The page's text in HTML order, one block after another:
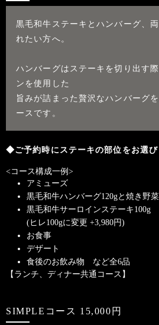
黒毛和牛ステーキとハンバーグ、
れたい方へ。
ハンバーグはステーキを切り出す
ンを使用した
旨みが詰まった贅沢なハンバーグ
ースです。
◆ご予約時にステーキの部位をお選
<コース構成一例>
アミューズ
黒毛和牛ハンバーグ120gと焼き野
黒毛和牛サーロインステーキ100g
(ヒレ100gに変更 +3,980円)
お食事
デザート
食後のお飲み物 など全6品
【ランチ、ディナー共通コース】
SIMPLEコース 15,000円